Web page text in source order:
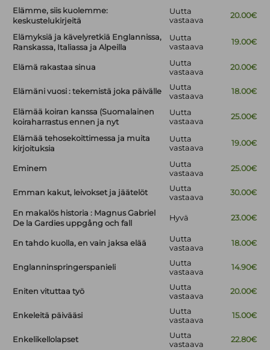
Elämme, siis kuolemme:
keskustelukirjeitä
Uutta
vastaava
20.00€
Elämyksiä ja kävelyretkiä Englannissa,
Ranskassa, Italiassa ja Alpeilla
Uutta
vastaava
19.00€
Elämä rakastaa sinua
Uutta
vastaava
20.00€
Elämäni vuosi : tekemistä joka päivälle
Uutta
vastaava
18.00€
Elämää koiran kanssa (Suomalainen
koiraharrastus ennen ja nyt
Uutta
vastaava
25.00€
Elämää tehosekoittimessa ja muita
kirjoituksia
Uutta
vastaava
19.00€
Eminem
Uutta
vastaava
25.00€
Emman kakut, leivokset ja jäätelöt
Uutta
vastaava
30.00€
En makalös historia : Magnus Gabriel
De la Gardies uppgång och fall
Hyvä 23.00€
En tahdo kuolla, en vain jaksa elää
Uutta
vastaava
18.00€
Englanninspringerspanieli
Uutta
vastaava
14.90€
Eniten vituttaa työ
Uutta
vastaava
20.00€
Enkeleitä päivääsi
Uutta
vastaava
15.00€
Enkelikellolapset
Uutta
vastaava
22.80€